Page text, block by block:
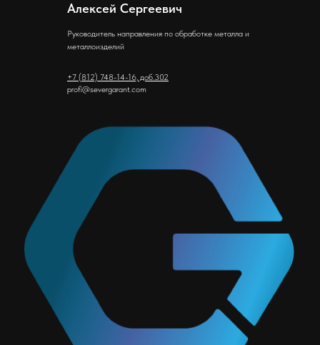
Алексей Сергеевич
Руководитель направления по обработке металла и
металлоизделий
+7 (812) 748-14-16, доб.302
profi@severgarant.com